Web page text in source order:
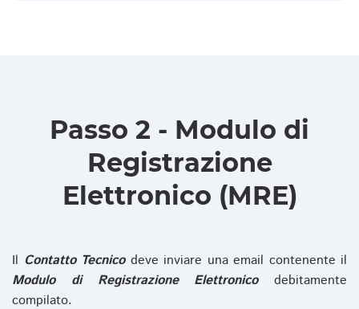
Passo 2 - Modulo di
Registrazione
Elettronico (MRE)
Il Contatto Tecnicodeve inviare una email contenente il
Modulo di Registrazione Elettronicodebitamente
compilato.